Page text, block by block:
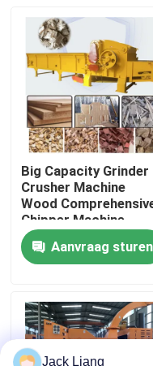
Over ons
Fabrieksreis
Kwaliteitscontrole
Contacteer ons
Vraag een offerte
De Machine van de
Houtpelletfabriek
Big Capacity Grinder
Crusher Machine
Wood
Chipper Machine
Furniture Wastes
Aanvraag sturen
Jack Liang